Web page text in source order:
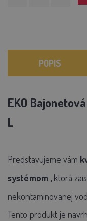
POPIS
EKO
L
Predstavujeme vám
systémom , ktorá
nekontaminovanej
Tento produkt je